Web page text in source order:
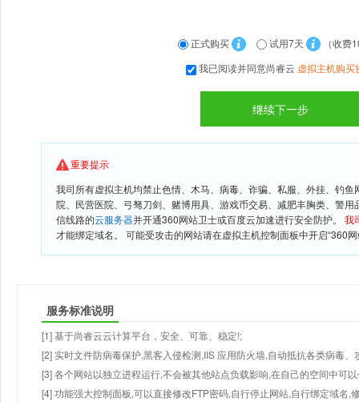
正式购买 试用7天
（收费
我已阅读并同意尚睿云 虚拟主机购买
重要提示
我司所有虚拟主机均禁止色情、木马、病毒、诈骗、私服、外挂、钓
院、民营医院、弓驽刀剑、赌博用具、游戏币交易、减肥丰胸类、警
信线路的云服务器并开通360网站卫士或百度云加速进行安全防护。 我
才能绑定域名。 可能受攻击的网站请在虚拟主机控制面板中开启“360
服务标准说明
[1] 基于尚睿云云计算平台，安全、可靠、稳定!;
[2] 实时文件防病毒保护,黑客入侵检测,IIS 应用防火墙,自动抵抗各类病毒、
[3] 各个网站以独立进程运行,不会被其他站点负载影响,在自己的空间中可
[4] 功能强大控制面板,可以直接修改FTP密码,自行停止网站,自行绑定域名,